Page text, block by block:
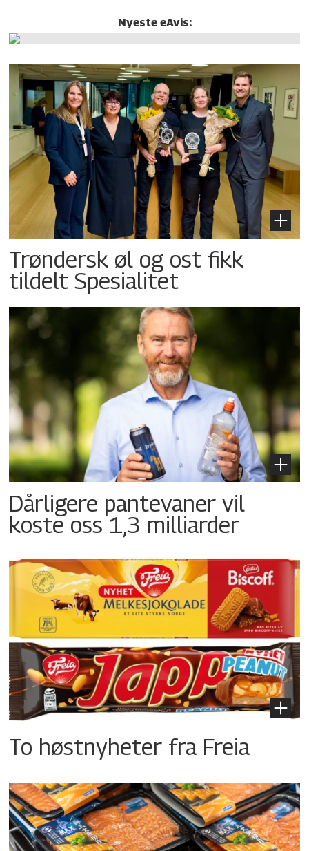
Nyeste eAvis:
Trøndersk øl og ost fikk
tildelt Spesialitet
Dårligere pantevaner vil
koste oss 1,3 milliarder
To høstnyheter fra Freia